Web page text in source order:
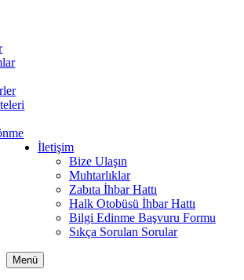
İletişim
Bize Ulaşın
Muhtarlıklar
Zabıta İhbar Hattı
Halk Otobüsü İhbar Hattı
Bilgi Edinme Başvuru Formu
Sıkça Sorulan Sorular
Menü